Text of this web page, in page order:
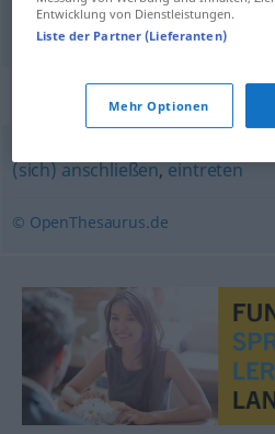
pristupiti društvu
Synonyme für
(sich) anschließen,eintreten
© OpenThesaurus.de
Entwicklung von Dienstleistungen.
Liste der Partner (Lieferanten)
Mehr Optionen